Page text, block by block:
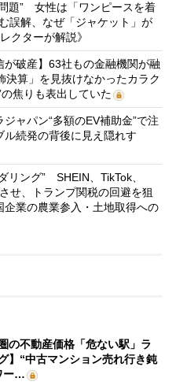
題” 女性は「ワンピースを着
誤解、なぜ「ジャケット」が
クターが解説》
が破産】63社もの金融機関が融
決算」を見抜けなかったカラク
焦りも表出していた
ャパン“多額のEV補助金”で注
続発の背後に見え隠れす
リング” SHEIN、TikTok、
せ、トランプ関税の回避を狙
業の農業参入・土地取得への
圏の不動産価格「危ない駅」ラ
】“中古マンション売れ行き鈍
ー…